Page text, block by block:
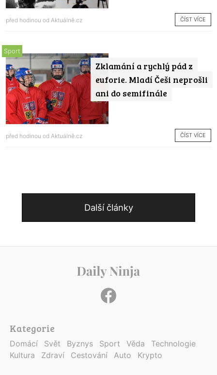
před hodinou od Aktuálně.cz ČÍST VÍCE
Zklamání a rychlý pád z
euforie. Mladí Češi neprošli
ani do semifinále
Sport
před hodinou od Aktuálně.cz ČÍST VÍCE
Další články
Kategorie
Domácí Svět Byznys Sport Věda
Technologie
Kultura
Zdraví Cestování Auto Krypto